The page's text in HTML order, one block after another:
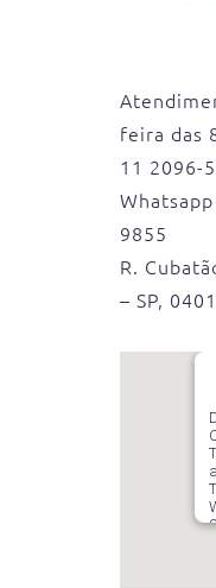
feira das
11 2096-
9855
R.
– SP,